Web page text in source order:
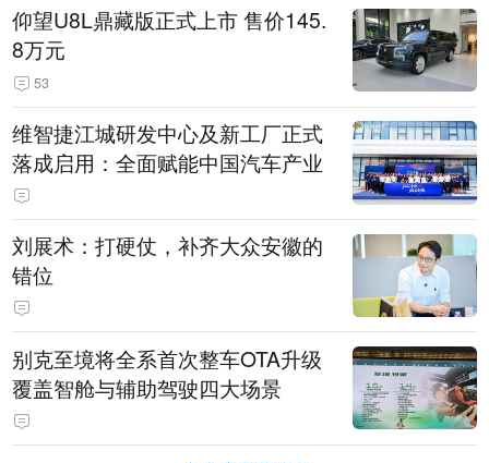
仰望U8L鼎藏版正式上市 售价145.
8万元
53
维智捷江城研发中心及新工厂正式
落成启用：全面赋能中国汽车产业
刘展术：打硬仗，补齐大众安徽的
错位
别克至境将全系首次整车OTA升级
覆盖智舱与辅助驾驶四大场景